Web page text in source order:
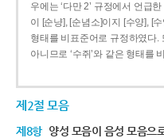
우에는 ‘다만 2’ 규정에서 언급
이 [순냥], [순념소]이지 [수양], [
형태를 비표준어로 규정하였다.
아니므로 ‘수쥐’와 같은 형태를
제2절 모음
제8항 양성 모음이 음성 모음으